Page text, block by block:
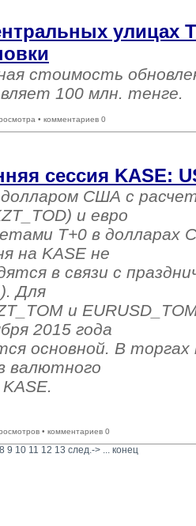
улицах
стоимость
100 млн. тенге.
• комментариев 0
сессия KASE:
долларом США с
и евро
T+0 в долларах
на KASE не
в связи с
Для
и
2015 года
основной. В
валютного
• комментариев 0
8 9 10 11 12 13 след.-> ... конец